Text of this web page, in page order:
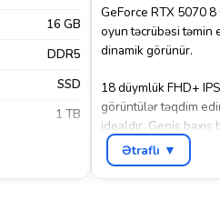
16 GB
DDR5
SSD
1 TB
GeForce RTX 5070 8
oyun təcrübəsi təmin
dinamik görünür.
18 düymlük FHD+ IPS
görüntülər təqdim
idealdır. Geniş
əla vizual təcrübə vəd
Ətraflı ▼